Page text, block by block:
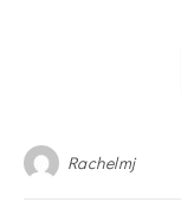
Rachelmj